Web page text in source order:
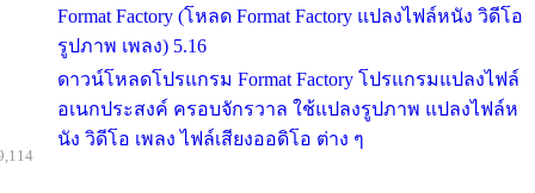
Format Factory (โหลด Format Factory แปลงไฟล์หนัง วิดีโอ
รูปภาพ เพลง) 5.16
ดาวน์โหลดโปรแกรม Format Factory โปรแกรมแปลงไฟล์
อเนกประสงค์ ครอบจักรวาล ใช้แปลงรูปภาพ แปลงไฟล์ห
นัง วิดีโอ เพลง ไฟล์เสียงออดิโอ ต่าง ๆ